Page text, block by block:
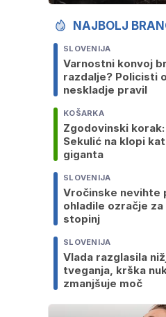
NAJBOLJ
SLOVENIJA
Varnostni konvoj
razdalje? Policisti
neskladje pravil
KOŠARKA
Zgodovinski
Sekulić na klopi
giganta
SLOVENIJA
Vročinske nevihte
ohladile ozračje za
stopinj
SLOVENIJA
Vlada razglasila
tveganja, krška
zmanjšuje moč